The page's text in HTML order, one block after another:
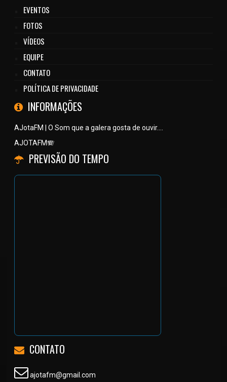
EVENTOS
FOTOS
VÍDEOS
EQUIPE
CONTATO
POLÍTICA DE PRIVACIDADE
INFORMAÇÕES
AJotaFM | O Som que a galera gosta de ouvir....
AJOTAFM🪗
PREVISÃO DO TEMPO
CONTATO
ajotafm@gmail.com